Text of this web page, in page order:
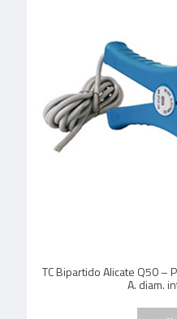
TC Bipartido Alicate Q50 –
A. diam.